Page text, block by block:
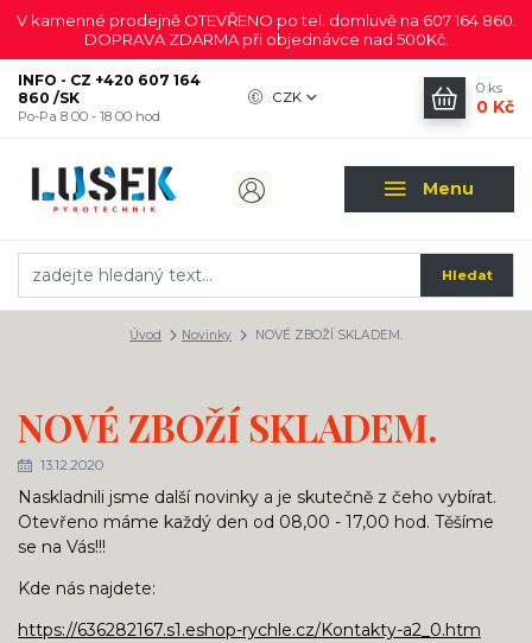
V kamenné prodejně OTEVŘENO po tel. domluvě na 607 164 860.
DOPRAVA ZDARMA při objednávce nad 500Kč.
Menu
CZK
Hledat
INFO - CZ +420 607 164
860 /SK
Po-Pa 8 00 - 18 00 hod
0 ks
0 Kč
Úvod Novinky NOVÉ ZBOŽÍ SKLADEM.
NOVÉ ZBOŽÍ SKLADEM.
13.12.2020
Naskladnili jsme další novinky a je skutečně z čeho vybírat.
Otevřeno máme každý den od 08,00 - 17,00 hod. Těšíme
se na Vás!!!
Kde nás najdete:
https://636282167.s1.eshop-rychle.cz/Kontakty-a2_0.htm